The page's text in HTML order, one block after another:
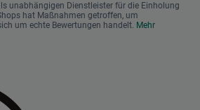
unabhängigen Dienstleister für die Einholung
hat Maßnahmen getroffen, um
um echte Bewertungen handelt. Mehr